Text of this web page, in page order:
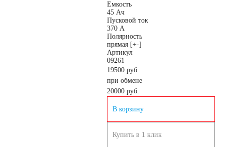
Китай
Иран
Емкость
45 Ач
Пусковой ток
370 А
Полярность
прямая [+-]
Артикул
09261
19500 руб.
при обмене
20000 руб.
В корзину
Купить в 1 клик